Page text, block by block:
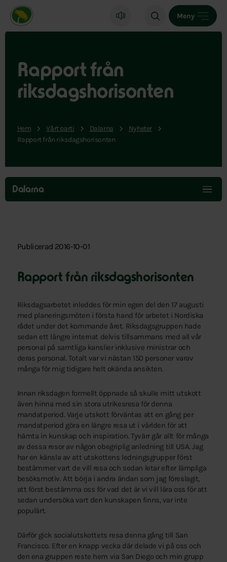
Miljöpartiet de gröna, startsida
Meny
Rapport från
riksdagshorisonten
Hem Vårt parti Dalarna
Nyheter
Rapport från riksdagshorisonten
Hoppa
över
menyn
Dalarna
Publicerad 2016-10-01
Rapport från riksdagshorisonten
Riksdagsarbetet inleddes för min egen del den 17 augusti
med planeringsmöten i första hand för arbetet i Nordiska
rådet under det kommande året. Riksdagsgruppen hade
sedan ett längre internat delvis tillsammans med all vår
personal på samtliga kanslier inklusive ministrar och
deras personal. Totalt var vi nästan 150 personer varav
många för mig tidigare helt okända ansikten.
Innan riksdagen formellt öppnade så skulle mitt utskott
även hinna med sin stora utrikesresa för denna
mandatperiod. Varje utskott förväntas att en gång per
mandatperiod göra en längre resa ut i världen för att
hämta in kunskap och inspiration. Tyvärr går allt för många
av dessa resor av någon obegriplig anledning till USA. Jag
har en känsla av att utskottens ledningsgrupper först
bestämmer vart de vill resa och sedan letar efter lämpliga
besöksmotiv. Att börja i andra ändan som jag föreslagit,
att först bestämma oss för vad det är vi vill lära oss för att
sedan undersöka vart den kunskapen finns, var inte
populärt.
Därför gick socialutskottets resa denna gång till San
Francisco. Efter en knapp vecka där delade vi på oss och
den ena gruppen reste hem via San Diego och min grupp